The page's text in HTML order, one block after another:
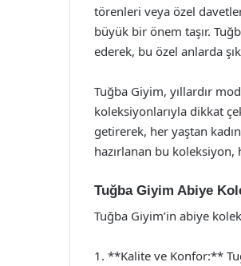
törenleri veya özel
büyük bir önem taşır.
ederek, bu özel anlarda
Tuğba Giyim, yıllardır
koleksiyonlarıyla dikkat
getirerek, her yaştan
hazırlanan bu koleksiyon,
Tuğba Giyim Abiye
Tuğba Giyim’in abiye
1. **Kalite ve Konfor:**